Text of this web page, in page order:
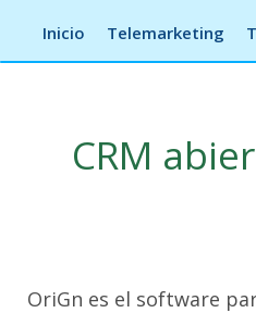
Inicio Telemarketing
CRM
OriGn es el software